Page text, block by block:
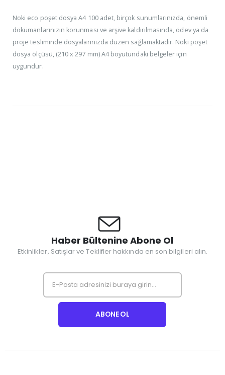
Noki eco poşet dosya A4 100 adet, birçok sunumlarınızda, önemli
dökümanlarınızın korunması ve arşive kaldırılmasında, ödev ya da
proje tesliminde dosyalarınızda düzen sağlamaktadır. Noki poşet
dosya ölçüsü, (210 x 297 mm) A4 boyutundaki belgeler için
uygundur.
Haber Bültenine Abone Ol
Etkinlikler, Satışlar ve Teklifler hakkında en son bilgileri alın.